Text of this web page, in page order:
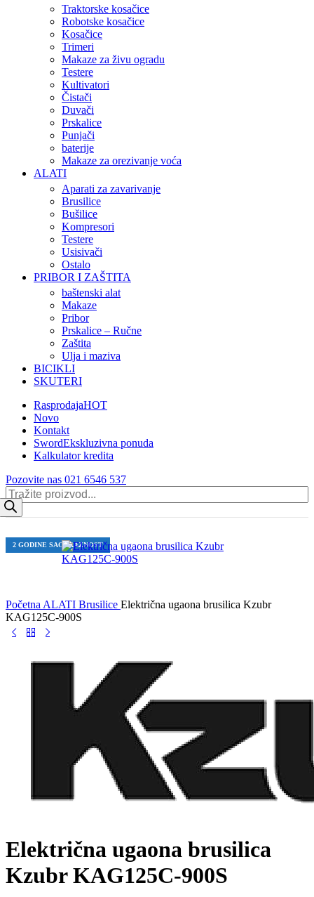
Traktorske kosačice
Robotske kosačice
Kosačice
Trimeri
Makaze za živu ogradu
Testere
Kultivatori
Čistači
Duvači
Prskalice
Punjači
baterije
Makaze za orezivanje voća
ALATI
Aparati za zavarivanje
Brusilice
Bušilice
Kompresori
Testere
Usisivači
Ostalo
PRIBOR I ZAŠTITA
baštenski alat
Makaze
Pribor
Prskalice – Ručne
Zaštita
Ulja i maziva
BICIKLI
SKUTERI
RasprodajaHOT
Novo
Kontakt
SwordEkskluzivna ponuda
Kalkulator kredita
Pozovite nas 021 6546 537
Products
search
2 GODINE SAOBRAZNOST
Početna ALATI Brusilice Električna ugaona brusilica Kzubr
KAG125C-900S
Električna ugaona brusilica
Kzubr KAG125C-900S